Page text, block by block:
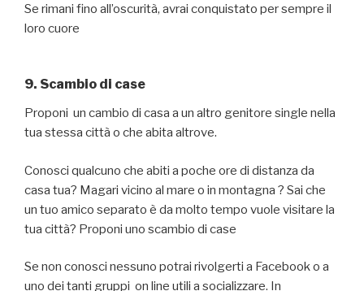
Se rimani fino all’oscurità, avrai conquistato per sempre il
loro cuore
9. Scambio di case
Proponi un cambio di casa a un altro genitore single nella
tua stessa città o che abita altrove.
Conosci qualcuno che abiti a poche ore di distanza da
casa tua? Magari vicino al mare o in montagna ? Sai che
un tuo amico separato è da molto tempo vuole visitare la
tua città? Proponi uno scambio di case
Se non conosci nessuno potrai rivolgerti a Facebook o a
uno dei tanti gruppi on line utili a socializzare. In